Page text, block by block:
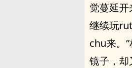
觉蔓延
继续玩
chu来。
镜子，